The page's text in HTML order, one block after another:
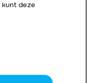
kunt deze